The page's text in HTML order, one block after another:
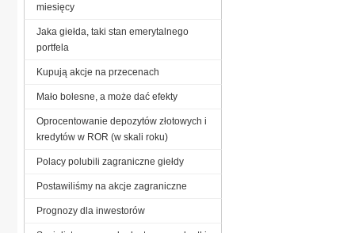
miesięcy
Jaka giełda, taki stan emerytalnego
portfela
Kupują akcje na przecenach
Mało bolesne, a może dać efekty
Oprocentowanie depozytów złotowych i
kredytów w ROR (w skali roku)
Polacy polubili zagraniczne giełdy
Postawiliśmy na akcje zagraniczne
Prognozy dla inwestorów